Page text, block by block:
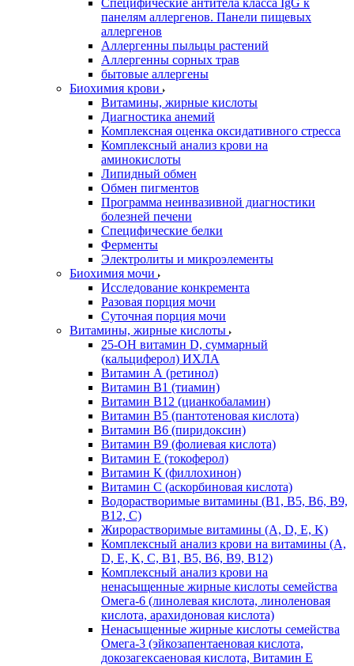
Специфические антитела класса IgG к
панелям аллергенов. Панели пищевых
аллергенов
Аллергенны пыльцы растений
Аллергенны сорных трав
бытовые аллергены
Биохимия крови
Витамины, жирные кислоты
Диагностика анемий
Комплексная оценка оксидативного стресса
Комплексный анализ крови на
аминокислоты
Липидный обмен
Обмен пигментов
Программа неинвазивной диагностики
болезней печени
Специфические белки
Ферменты
Электролиты и микроэлементы
Биохимия мочи
Исследование конкремента
Разовая порция мочи
Суточная порция мочи
Витамины, жирные кислоты
25-OH витамин D, суммарный
(кальциферол) ИХЛА
Витамин А (ретинол)
Витамин В1 (тиамин)
Витамин В12 (цианкобаламин)
Витамин В5 (пантотеновая кислота)
Витамин В6 (пиридоксин)
Витамин В9 (фолиевая кислота)
Витамин Е (токоферол)
Витамин К (филлохинон)
Витамин С (аскорбиновая кислота)
Водорастворимые витамины (B1, B5, B6, В9,
В12, С)
Жирорастворимые витамины (A, D, E, K)
Комплексный анализ крови на витамины (A,
D, E, K, C, B1, B5, B6, В9, B12)
Комплексный анализ крови на
ненасыщенные жирные кислоты семейства
Омега-6 (линолевая кислота, линоленовая
кислота, арахидоновая кислота)
Ненасыщенные жирные кислоты семейства
Омега-3 (эйкозапентаеновая кислота,
докозагексаеновая кислота, Витамин E